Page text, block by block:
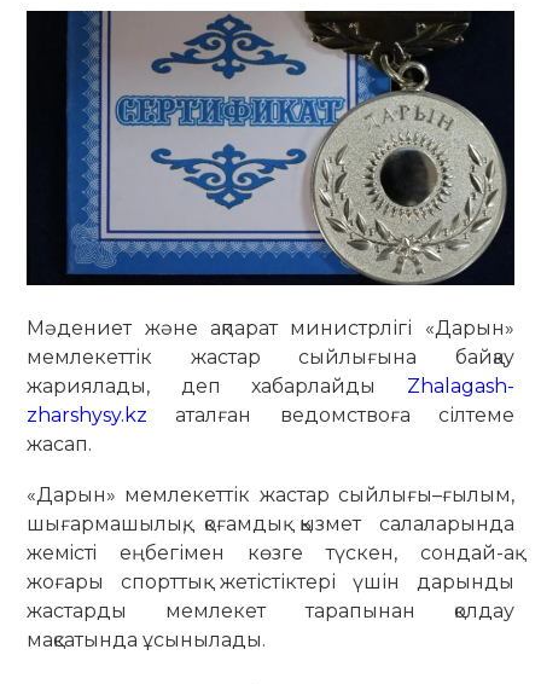
Мәдениет және ақпарат министрлігі «Дарын»
мемлекеттік жастар сыйлығына байқау
жариялады, деп хабарлайды Zhalagash-
zharshysy.kz аталған ведомствоға сілтеме
жасап.
«Дарын» мемлекеттік жастар сыйлығы–ғылым,
шығармашылық, қоғамдық қызмет салаларында
жемiстi еңбегімен көзге түскен, сондай-ақ
жоғары спорттық жетістіктері үшін дарынды
жастарды мемлекет тарапынан қолдау
мақсатында ұсынылады.